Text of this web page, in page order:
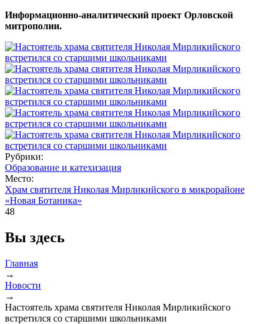
Информационно-аналитический проект Орловской
митрополии.
Рубрики:
Образование и катехизация
Место:
Храм святителя Николая Мирликийского в микрорайоне
«Новая Ботаника»
48
Вы здесь
Главная
→
Новости
→
Настоятель храма святителя Николая Мирликийского
встретился со старшими школьниками